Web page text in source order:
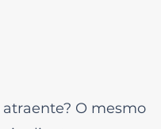
O mesmo